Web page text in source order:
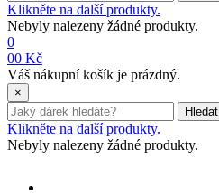
Klikněte na další produkty.
Nebyly nalezeny žádné produkty.
0
00 Kč
Váš nákupní košík je prázdný.
×
Hledat
Klikněte na další produkty.
Nebyly nalezeny žádné produkty.